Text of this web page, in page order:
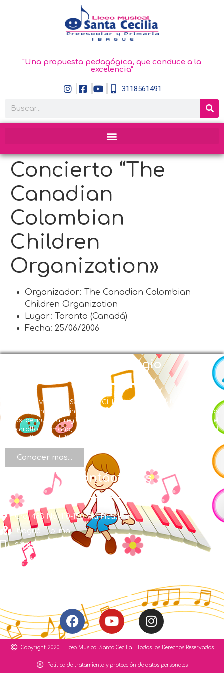
"Una propuesta pedagógica, que conduce a la
excelencia"
3118561491
Concierto “The
Canadian
Colombian
Children
Organization»
Organizador: The Canadian Colombian
Children Organization
Lugar: Toronto (Canadá)
Fecha: 25/06/2006
Nuestro Colegio
EL LICEO MUSICAL SANTA CECILIA con Modalidad en Educación
Musical y énfasis en inglés se creó en la búsqueda de ofrecer a los
niños de nuestra región una formación integral, centrada en el
desarrollo humano, de valores, de conocimientos y en el
desarrollo de habilidades artísticas.
Conocer mas...
Contáctenos
Cra. 48S No. 110-150 Vía Picaleña
Ibagué - Tolima
311 856 1491
secretaria@liceosantacecilia.edu.co
Copyright 2020 - Liceo Musical Santa Cecilia - Todos los Derechos Reservados
Política de tratamiento y protección de datos personales